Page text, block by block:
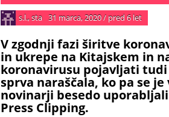
s.l., sta 31 marca, 2020/ pred 6 let
V zgodnji fazi širitve
in ukrepe na Kitajskem in
koronavirusu pojavljati tudi
sprva naraščala, ko pa se
novinarji besedo
Press Clipping.